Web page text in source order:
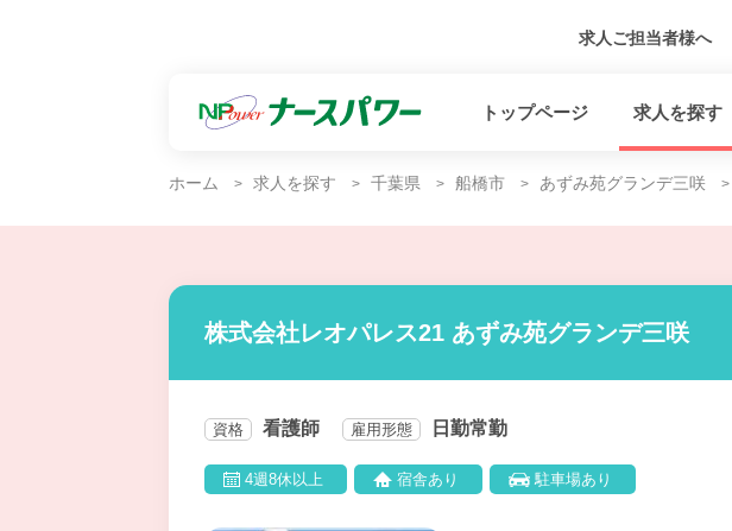
求人ご担当者様へ
トップページ 求人を探す
ホーム 求人を探す 千葉県 船橋市 あずみ苑グランデ三咲
株式会社レオパレス21 あずみ苑グランデ三咲
資格 看護師 雇用形態 日勤常勤
4週8休以上 宿舎あり 駐車場あり